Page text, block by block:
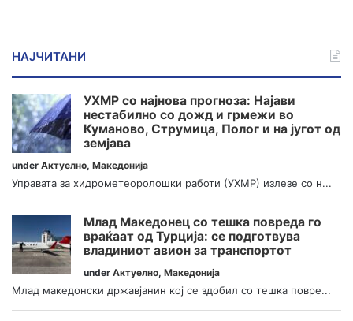
НАЈЧИТАНИ
УХМР со најнова прогноза: Најави
нестабилно со дожд и грмежи во
Куманово, Струмица, Полог и на југот од
земјава
under Актуелно, Македонија
Управата за хидрометеоролошки работи (УХМР) излезе со н...
Млад Македонец со тешка повреда го
враќаат од Турција: се подготвува
владиниот авион за транспортот
under Актуелно, Македонија
Млад македонски државјанин кој се здобил со тешка повре...